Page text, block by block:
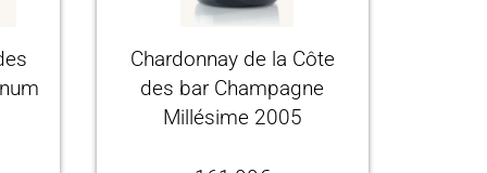
Chardonnay de la Côte
des bar Champagne
Millésime 2005